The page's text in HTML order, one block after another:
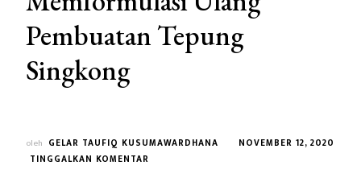
Pembuatan Tepung
Singkong
oleh GELAR TAUFIQ KUSUMAWARDHANA
NOVEMBER 12, 2020
TINGGALKAN KOMENTAR